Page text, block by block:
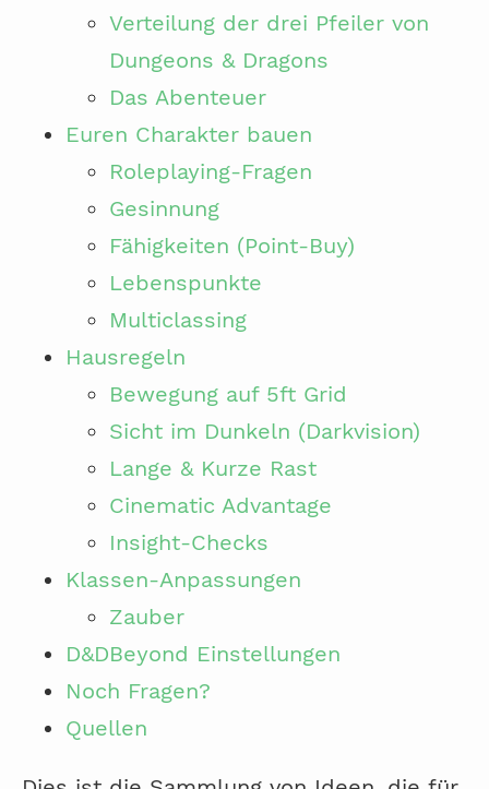
Verteilung der drei Pfeiler von
Dungeons & Dragons
Das Abenteuer
Euren Charakter bauen
Roleplaying-Fragen
Gesinnung
Fähigkeiten (Point-Buy)
Lebenspunkte
Multiclassing
Hausregeln
Bewegung auf 5ft Grid
Sicht im Dunkeln (Darkvision)
Lange & Kurze Rast
Cinematic Advantage
Insight-Checks
Klassen-Anpassungen
Zauber
D&DBeyond Einstellungen
Noch Fragen?
Quellen